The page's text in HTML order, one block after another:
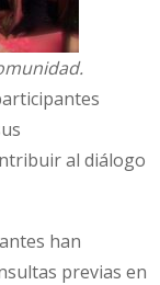
al diálogo
han
previas en